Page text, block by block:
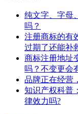
纯文字、字母
吗？
注册商标的有
过期了还能补
商标注册地址
吗？不变更会
品牌正在经营
知识产权科普
律效力吗?